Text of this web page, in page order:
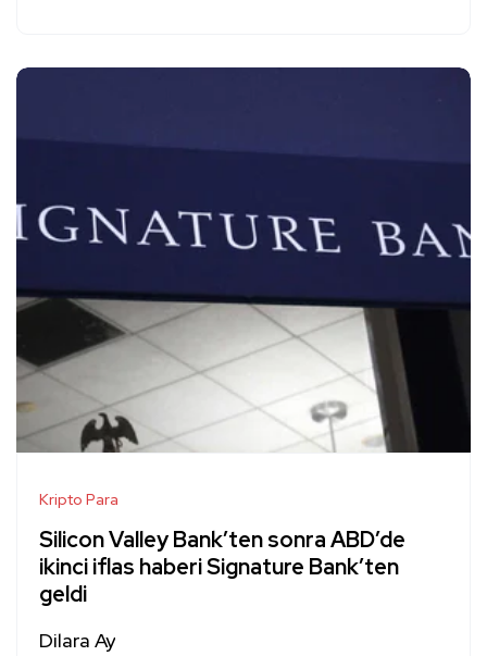
Kripto Para
Silicon Valley Bank’ten sonra ABD’de
ikinci iflas haberi Signature Bank’ten
geldi
Dilara Ay